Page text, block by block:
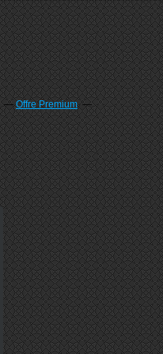
Offre Premium